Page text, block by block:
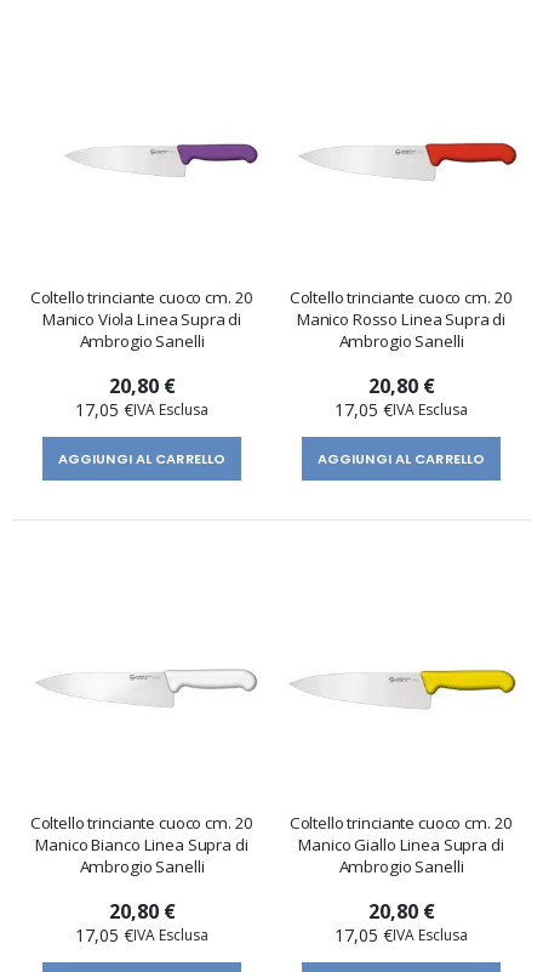
Coltello trinciante cuoco cm. 20
Manico Viola Linea Supra di
Ambrogio Sanelli
20,80 €
17,05 €
AGGIUNGI AL CARRELLO
Coltello trinciante cuoco cm. 20
Manico Rosso Linea Supra di
Ambrogio Sanelli
20,80 €
17,05 €
AGGIUNGI AL CARRELLO
Coltello trinciante cuoco cm. 20
Manico Bianco Linea Supra di
Ambrogio Sanelli
20,80 €
17,05 €
Coltello trinciante cuoco cm. 20
Manico Giallo Linea Supra di
Ambrogio Sanelli
20,80 €
17,05 €